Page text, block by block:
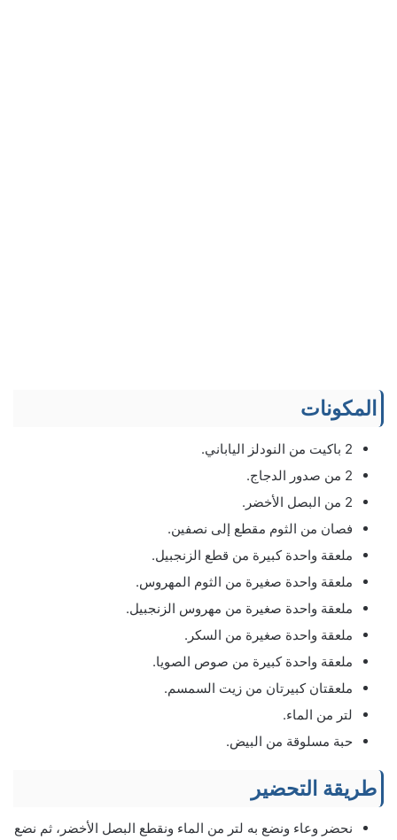
المكونات
2 باكيت من النودلز الياباني.
2 من صدور الدجاج.
2 من البصل الأخضر.
فصان من الثوم مقطع إلى نصفين.
ملعقة واحدة كبيرة من قطع الزنجبيل.
ملعقة واحدة صغيرة من الثوم المهروس.
ملعقة واحدة صغيرة من مهروس الزنجبيل.
ملعقة واحدة صغيرة من السكر.
ملعقة واحدة كبيرة من صوص الصويا.
ملعقتان كبيرتان من زيت السمسم.
لتر من الماء.
حبة مسلوقة من البيض.
طريقة التحضير
نحضر وعاء ونضع به لتر من الماء ونقطع البصل الأخضر، ثم نضع